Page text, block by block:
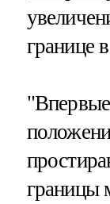
границе
границы